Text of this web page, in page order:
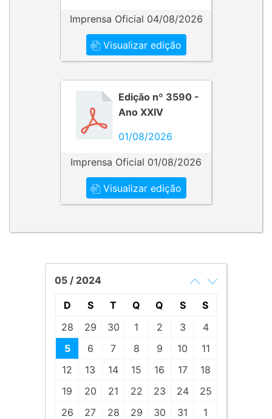
Imprensa Oficial 04/08/2026
Visualizar edição
Edição nº 3590 -
Ano XXIV
01/08/2026
Imprensa Oficial 01/08/2026
Visualizar edição
05 / 2024
D S T Q Q S
S
28
29 30 1 2 3
4
5
6 7 8 9 10
11
12
13 14 15 16 17
18
19
20 21 22 23 24
25
26
27 28 29 30 31
1